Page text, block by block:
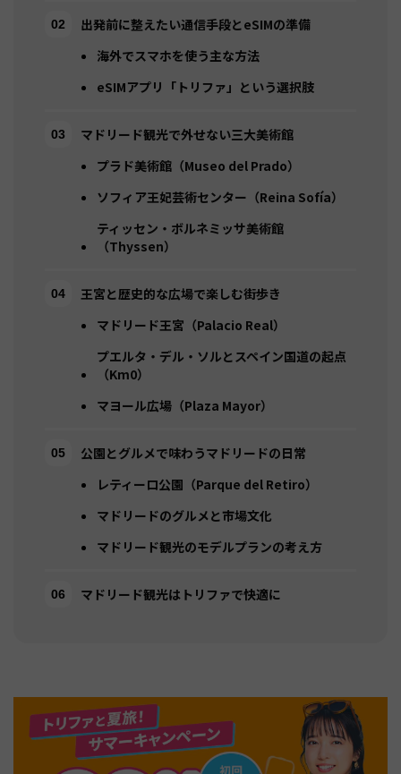
出発前に整えたい通信手段とeSIMの準備
海外でスマホを使う主な方法
eSIMアプリ「トリファ」という選択肢
マドリード観光で外せない三大美術館
プラド美術館（Museo del Prado）
ソフィア王妃芸術センター（Reina Sofía）
ティッセン・ボルネミッサ美術館
（Thyssen）
王宮と歴史的な広場で楽しむ街歩き
マドリード王宮（Palacio Real）
プエルタ・デル・ソルとスペイン国道の起点
（Km0）
マヨール広場（Plaza Mayor）
公園とグルメで味わうマドリードの日常
レティーロ公園（Parque del Retiro）
マドリードのグルメと市場文化
マドリード観光のモデルプランの考え方
マドリード観光はトリファで快適に